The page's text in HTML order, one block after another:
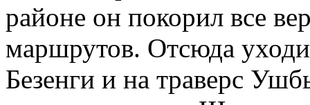
районе он покорил все
маршрутов. Отсюда
Безенги и на траверс